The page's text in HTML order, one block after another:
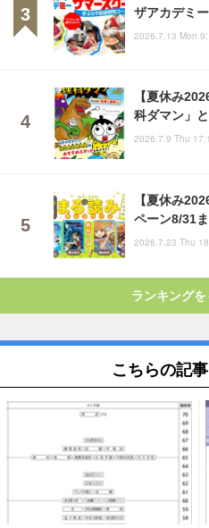
ザアカデミ
2026.7.13 Mon
【夏休み
科ダマン」
2026.7.9 Thu
【夏休み
ペーン8/31
2026.7.23 Thu
ランキング
こちらの記